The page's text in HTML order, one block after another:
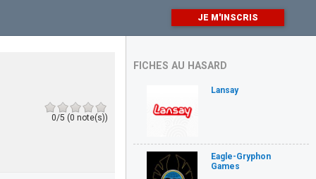
JE M'INSCRIS
0/5 (0 note(s))
FICHES AU HASARD
Lansay
Eagle-Gryphon
Games